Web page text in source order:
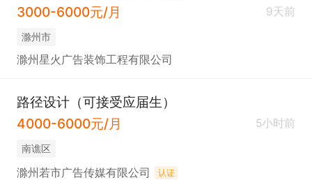
3000-6000元/月
9天前
滁州市
滁州星火广告装饰工程有限公司
路径设计（可接受应届生）
4000-6000元/月
5小时前
南谯区
滁州若市广告传媒有限公司 认证